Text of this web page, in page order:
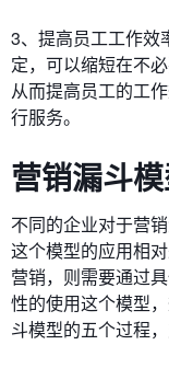
3、提高员工工作效
定，可以缩短在不
从而提高员工的工
行服务。
营销漏斗
不同的企业对于营
这个模型的应用相
营销，则需要通过
性的使用这个模型
斗模型的五个过程